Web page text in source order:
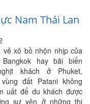
Nam Thái Lan
vẻ xô bồ nhộn nhịp của
hay bãi biển
khách ở Phuket,
đất Patani không
uất để du khách được
sự yên ở những thị